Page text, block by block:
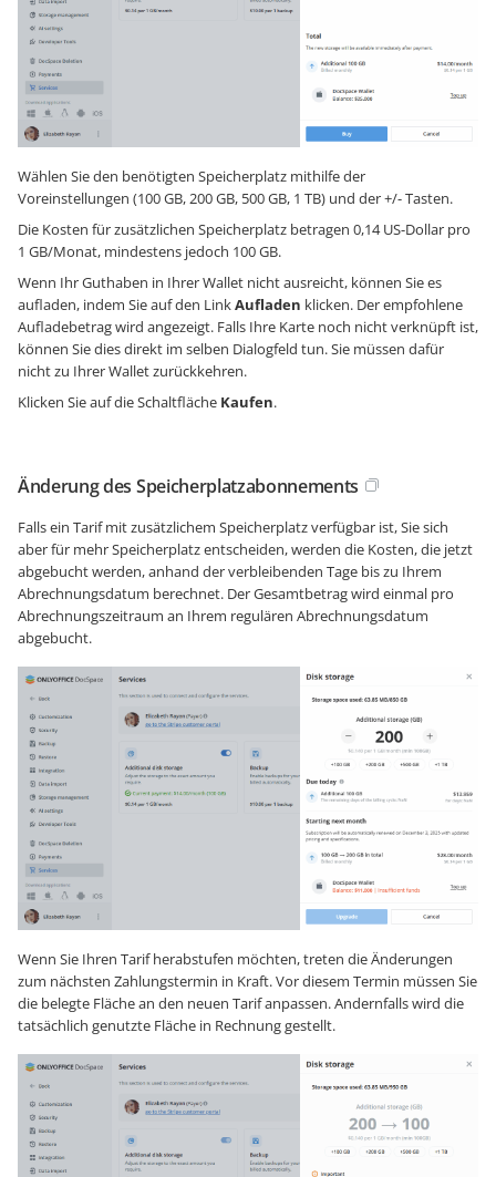
Wählen Sie den benötigten Speicherplatz mithilfe der
Voreinstellungen (100 GB, 200 GB, 500 GB, 1 TB) und der +/- Tasten.
Die Kosten für zusätzlichen Speicherplatz betragen 0,14 US-Dollar pro
1 GB/Monat, mindestens jedoch 100 GB.
Wenn Ihr Guthaben in Ihrer Wallet nicht ausreicht, können Sie es
aufladen, indem Sie auf den LinkAufladen klicken. Der empfohlene
Aufladebetrag wird angezeigt. Falls Ihre Karte noch nicht verknüpft ist,
können Sie dies direkt im selben Dialogfeld tun. Sie müssen dafür
nicht zu Ihrer Wallet zurückkehren.
Klicken Sie auf die Schaltfläche Kaufen.
Änderung des Speicherplatzabonnements
Falls ein Tarif mit zusätzlichem Speicherplatz verfügbar ist, Sie sich
aber für mehr Speicherplatz entscheiden, werden die Kosten, die jetzt
abgebucht werden, anhand der verbleibenden Tage bis zu Ihrem
Abrechnungsdatum berechnet. Der Gesamtbetrag wird einmal pro
Abrechnungszeitraum an Ihrem regulären Abrechnungsdatum
abgebucht.
Wenn Sie Ihren Tarif herabstufen möchten, treten die Änderungen
zum nächsten Zahlungstermin in Kraft. Vor diesem Termin müssen Sie
die belegte Fläche an den neuen Tarif anpassen. Andernfalls wird die
tatsächlich genutzte Fläche in Rechnung gestellt.